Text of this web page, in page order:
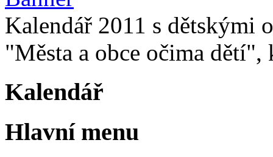
Kalendář 2011 s dětskými
"Města a obce očima
Kalendář
Hlavní menu